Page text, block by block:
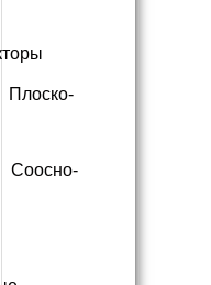
Плоско-
Соосно-